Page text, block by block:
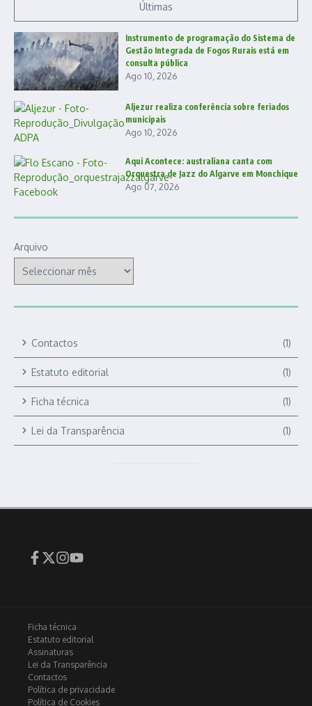
Últimas
Instrumento de programação do Sistema de
Gestão Integrada de Fogos Rurais está em
consulta pública
Ago 10, 2026
Aljezur realiza conferência sobre feriados
municipais
Ago 10, 2026
Aqui Acontece: australiana canta com
Orquestra de Jazz do Algarve em Monchique
Ago 07, 2026
Arquivo
Contactos (1)
Estatuto editorial (1)
Ficha técnica (1)
Lei da Transparência (1)
Ficha técnica
Estatuto editorial
Assinaturas
Lei da Transparência
Contactos
Política de privacidade
Política de Cookies